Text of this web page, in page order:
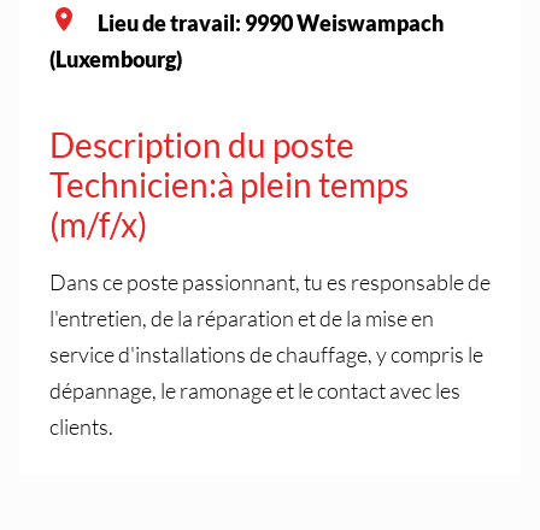
Lieu de travail: 9990 Weiswampach
(Luxembourg)
Description du poste
Technicien:à plein temps
(m/f/x)
Dans ce poste passionnant, tu es responsable de
l'entretien, de la réparation et de la mise en
service d'installations de chauffage, y compris le
dépannage, le ramonage et le contact avec les
clients.